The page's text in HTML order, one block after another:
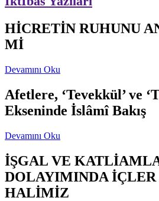
HİCRETİN RUHUNU
Mİ
Devamını Oku
Afetlere, ‘Tevekkül’ ve
Ekseninde İslâmî Bakış
Devamını Oku
İŞGAL VE
DOLAYIMINDA İÇLER
HALİMİZ